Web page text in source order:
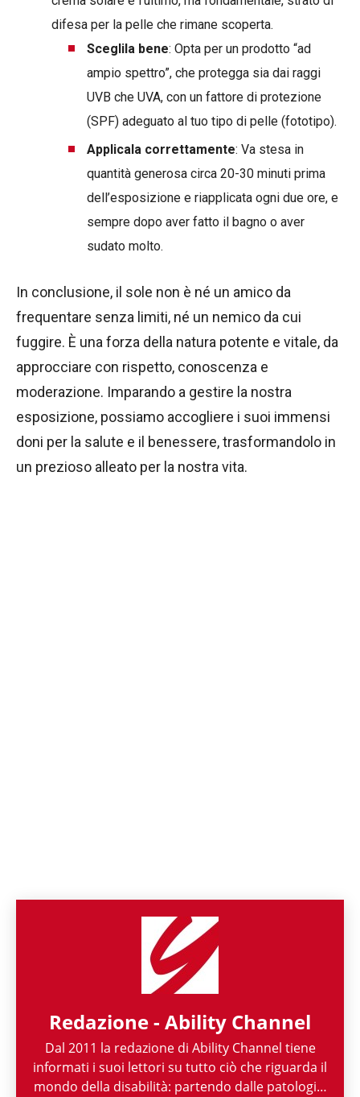
difesa per la pelle che rimane scoperta.
Sceglila bene: Opta per un prodotto “ad
ampio spettro”, che protegga sia dai raggi
UVB che UVA, con un fattore di protezione
(SPF) adeguato al tuo tipo di pelle (fototipo).
Applicala correttamente: Va stesa in
quantità generosa circa 20-30 minuti prima
dell’esposizione e riapplicata ogni due ore, e
sempre dopo aver fatto il bagno o aver
sudato molto.
In conclusione, il sole non è né un amico da
frequentare senza limiti, né un nemico da cui
fuggire. È una forza della natura potente e vitale, da
approcciare con rispetto, conoscenza e
moderazione. Imparando a gestire la nostra
esposizione, possiamo accogliere i suoi immensi
doni per la salute e il benessere, trasformandolo in
un prezioso alleato per la nostra vita.
Redazione - Ability Channel
Dal 2011 la redazione di Ability Channel tiene
informati i suoi lettori su tutto ciò che riguarda il
mondo della disabilità: partendo dalle patologie,